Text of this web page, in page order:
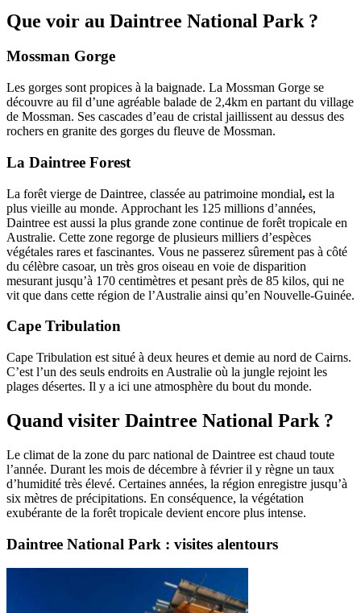
Que voir au Daintree National Park ?
Mossman Gorge
Les gorges sont propices à la baignade. La Mossman Gorge se
découvre au fil d’une agréable balade de 2,4km en partant du village
de Mossman. Ses cascades d’eau de cristal jaillissent au dessus des
rochers en granite des gorges du fleuve de Mossman.
La Daintree Forest
La forêt vierge de Daintree, classée au patrimoine mondial, est la
plus vieille au monde. Approchant les 125 millions d’années,
Daintree est aussi la plus grande zone continue de forêt tropicale en
Australie. Cette zone regorge de plusieurs milliers d’espèces
végétales rares et fascinantes. Vous ne passerez sûrement pas à côté
du célèbre casoar, un très gros oiseau en voie de disparition
mesurant jusqu’à 170 centimètres et pesant près de 85 kilos, qui ne
vit que dans cette région de l’Australie ainsi qu’en Nouvelle-Guinée.
Cape Tribulation
Cape Tribulation est situé à deux heures et demie au nord de Cairns.
C’est l’un des seuls endroits en Australie où la jungle rejoint les
plages désertes. Il y a ici une atmosphère du bout du monde.
Quand visiter Daintree National Park ?
Le climat de la zone du parc national de Daintree est chaud toute
l’année. Durant les mois de décembre à février il y règne un taux
d’humidité très élevé. Certaines années, la région enregistre jusqu’à
six mètres de précipitations. En conséquence, la végétation
exubérante de la forêt tropicale devient encore plus intense.
Daintree National Park : visites alentours